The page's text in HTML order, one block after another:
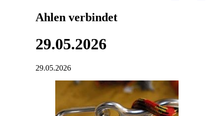
Ahlen verbindet
29.05.2026
29.05.2026